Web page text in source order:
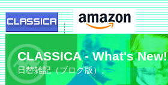
CLASSICA - What's New!
日替雑記（ブログ版）。